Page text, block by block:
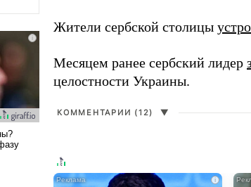
Жители сербской столицы
Месяцем ранее сербский лидер
целостности Украины.
КОММЕНТАРИИ (12) ▼
i